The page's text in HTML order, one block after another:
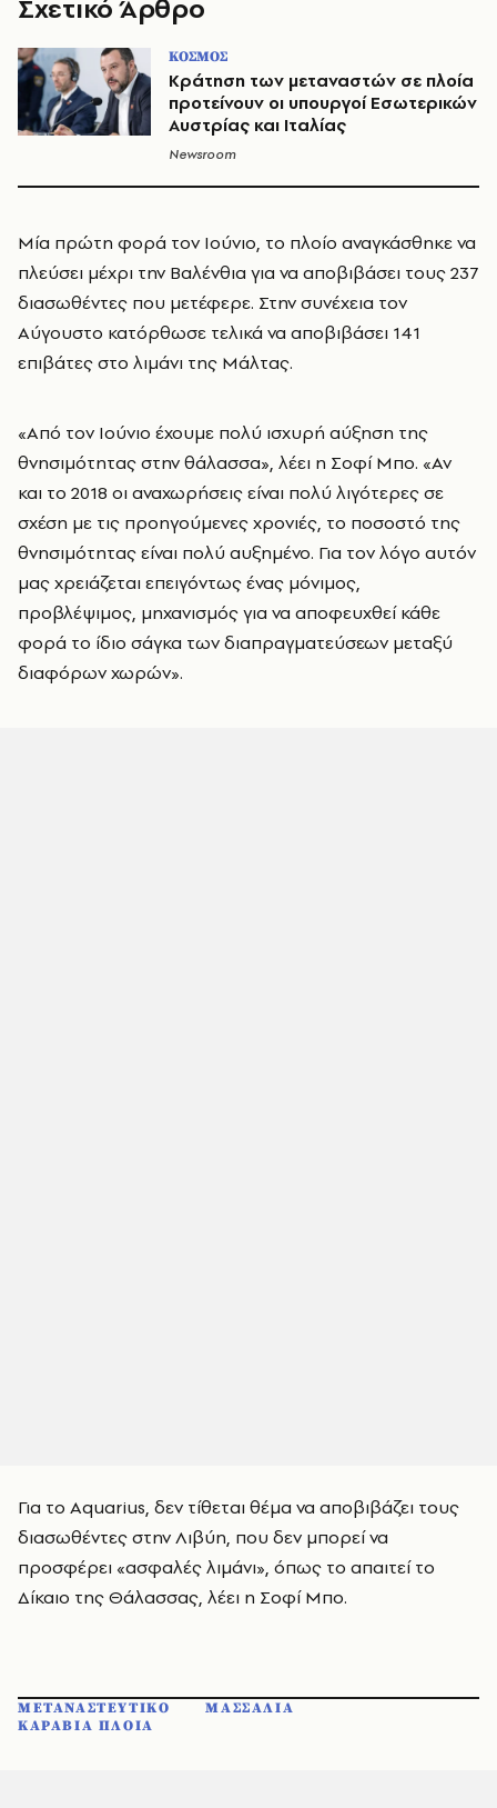
Σχετικό Άρθρο
ΚΟΣΜΟΣ
Κράτηση των μεταναστών σε πλοία
προτείνουν οι υπουργοί Εσωτερικών
Αυστρίας και Ιταλίας
Newsroom
Μία πρώτη φορά τον Ιούνιο, το πλοίο αναγκάσθηκε να
πλεύσει μέχρι την Βαλένθια για να αποβιβάσει τους 237
διασωθέντες που μετέφερε. Στην συνέχεια τον
Αύγουστο κατόρθωσε τελικά να αποβιβάσει 141
επιβάτες στο λιμάνι της Μάλτας.
«Από τον Ιούνιο έχουμε πολύ ισχυρή αύξηση της
θνησιμότητας στην θάλασσα», λέει η Σοφί Μπο. «Αν
και το 2018 οι αναχωρήσεις είναι πολύ λιγότερες σε
σχέση με τις προηγούμενες χρονιές, το ποσοστό της
θνησιμότητας είναι πολύ αυξημένο. Για τον λόγο αυτόν
μας χρειάζεται επειγόντως ένας μόνιμος,
προβλέψιμος, μηχανισμός για να αποφευχθεί κάθε
φορά το ίδιο σάγκα των διαπραγματεύσεων μεταξύ
διαφόρων χωρών».
Για το Aquarius, δεν τίθεται θέμα να αποβιβάζει τους
διασωθέντες στην Λιβύη, που δεν μπορεί να
προσφέρει «ασφαλές λιμάνι», όπως το απαιτεί το
Δίκαιο της Θάλασσας, λέει η Σοφί Μπο.
ΜΕΤΑΝΑΣΤΕΥΤΙΚΟ
ΜΑΣΣΑΛΙΑ
ΚΑΡΑΒΙΑ ΠΛΟΙΑ